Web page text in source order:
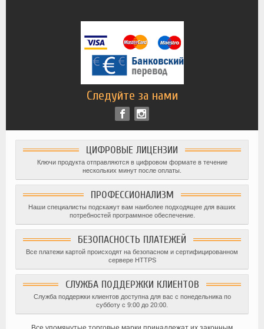
Следуйте за нами
ЦИФРОВЫЕ ЛИЦЕНЗИИ
Ключи продукта отправляются в цифровом формате в течение
нескольких минут после оплаты.
ПРОФЕССИОНАЛИЗМ
Наши специалисты подскажут вам наиболее подходящее для ваших
потребностей программное обеспечение.
БЕЗОПАСНОСТЬ ПЛАТЕЖЕЙ
Все платежи картой происходят на безопасном и сертифицированном
сервере HTTPS
СЛУЖБА ПОДДЕРЖКИ КЛИЕНТОВ
Служба поддержки клиентов доступна для вас с понедельника по
субботу с 9:00 до 20:00.